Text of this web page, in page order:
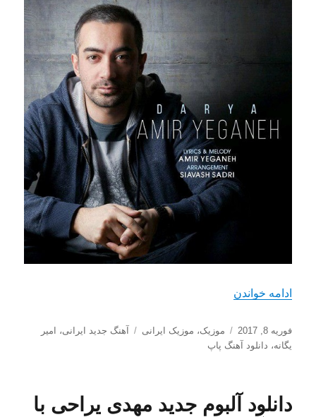
ادامه خواندن
ارسال
شده
فوریه 8, 2017 دسته‌ها
موزیک، موزیک ایرانی برچسب‌ها
آهنگ جدید ایرانی،
امیر
یگانه، دانلود آهنگ پاپ
دانلود آلبوم جدید مهدی یراحی با